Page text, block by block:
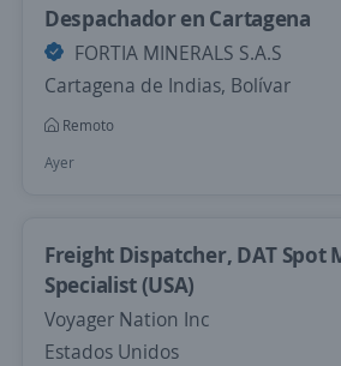
Despachador en Cartagena
FORTIA MINERALS S.A.S
Cartagena de Indias, Bolívar
Remoto
Ayer
Freight Dispatcher, DAT Spot
Specialist (USA)
Voyager Nation Inc
Estados Unidos